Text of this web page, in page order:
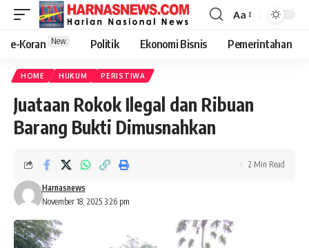
Aa
e-Koran New Politik Ekonomi Bisnis Pemerintahan
HOME HUKUM PERISTIWA
Juataan Rokok Ilegal dan Ribuan
Barang Bukti Dimusnahkan
November 18, 2025 3:26 pm
Harnasnews
2 Min Read